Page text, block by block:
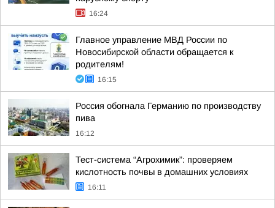
16:24
Главное управление МВД России по
Новосибирской области обращается к
родителям!
16:15
Россия обогнала Германию по производству
пива
16:12
Тест-система “Агрохимик”: проверяем
кислотность почвы в домашних условиях
16:11